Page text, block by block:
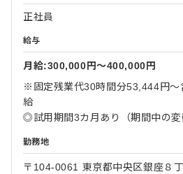
正社員
給与
月給:300,000円〜400,000円
※固定残業代30時間分53,444円～
給
◎試用期間3カ月あり（期間中の変
勤務地
〒104-0061 東京都中央区銀座８